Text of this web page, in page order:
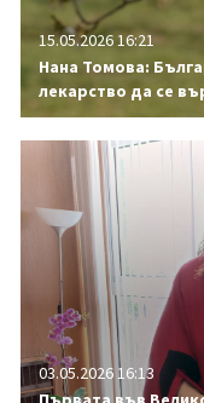
15.05.2026 16:21
Нана Томова:
лекарство да се
03.05.2026 16:13